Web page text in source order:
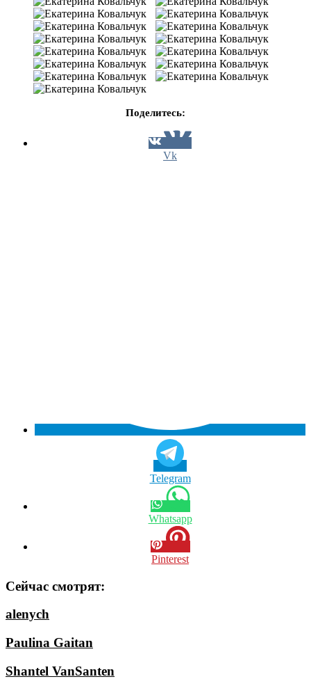
Поделитесь:
Vk
Telegram
Whatsapp
Pinterest
Сейчас смотрят:
alenych
Paulina Gaitan
Shantel VanSanten